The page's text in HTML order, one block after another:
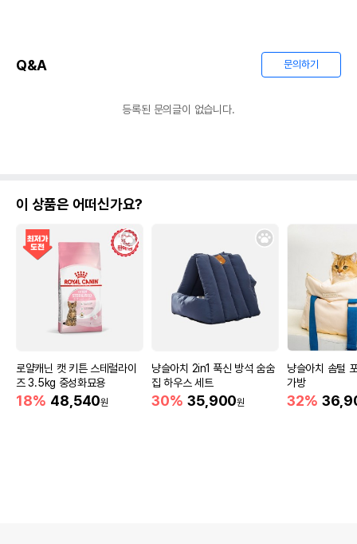
Q&A 문의하기
등록된 문의글이 없습니다.
이 상품은 어떠신가요?
로얄캐닌 캣 키튼 스테럴라이
즈 3.5kg 중성화묘용
18% 48,540원
냥슬아치 2in1 푹신 방석 숨숨
집 하우스 세트
30% 35,900원
냥슬아치 솜털
가방
32%